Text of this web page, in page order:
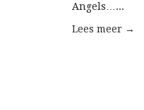
Angels…...
Lees meer →